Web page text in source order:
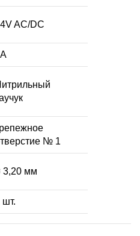
AC/DC
№ 1
3,20 мм
шт.